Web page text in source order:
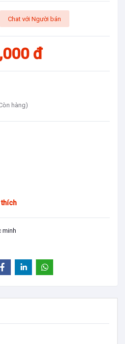
Chat với Người bán
đ
hàng)
thích
minh